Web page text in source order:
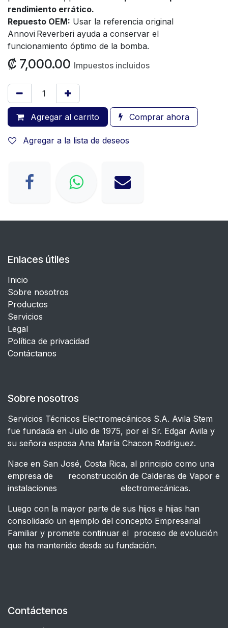
rendimiento errático.
Repuesto OEM: Usar la referencia original
Annovi Reverberi ayuda a conservar el
funcionamiento óptimo de la bomba.
₡ 7,000.00 Impuestos incluidos
Agregar al carrito Comprar ahora
Agregar a la lista de deseos
Enlaces útiles
Inicio
Sobre nosotros
Productos
Servicios
Legal
​Política de privacidad
Contáctanos
Sobre nosotros
Servicios Técnicos Electromecánicos S.A. Avila Stem
fue fundada en Julio de 1975, por el Sr. Edgar Avila y
su señora esposa Ana María Chacon Rodriguez.
Nace en San José, Costa Rica, al principio como una
empresa de reconstrucción de Calderas de Vapor e
instalaciones electromecánicas.
Luego con la mayor parte de sus hijos e hijas han
consolidado un ejemplo del concepto Empresarial
Familiar y promete continuar el proceso de evolución
que ha mantenido desde su fundación.
Contáctenos